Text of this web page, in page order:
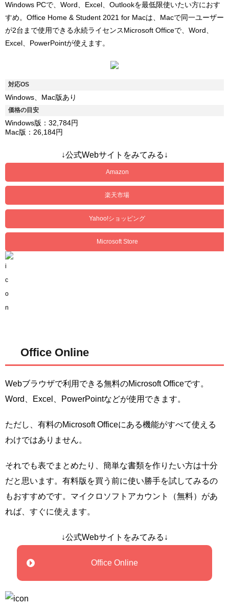
Windows PCで、Word、Excel、Outlookを最低限使いたい方におす
すめ。Office Home & Student 2021 for Macは、Macで同一ユーザー
が2台まで使用できる永続ライセンスMicrosoft Officeで、Word、
Excel、PowerPointが使えます。
対応OS
Windows、Mac版あり
価格の目安
Windows版：32,784円
Mac版：26,184円
↓公式Webサイトをみてみる↓
Amazon
楽天市場
Yahoo!ショッピング
Microsoft Store
Office Online
Webブラウザで利用できる無料のMicrosoft Officeです。
Word、Excel、PowerPointなどが使用できます。
ただし、有料のMicrosoft Officeにある機能がすべて使える
わけではありません。
それでも表でまとめたり、簡単な書類を作りたい方は十分
だと思います。有料版を買う前に使い勝手を試してみるの
もおすすめです。マイクロソフトアカウント（無料）があ
れば、すぐに使えます。
↓公式Webサイトをみてみる↓
Office Online